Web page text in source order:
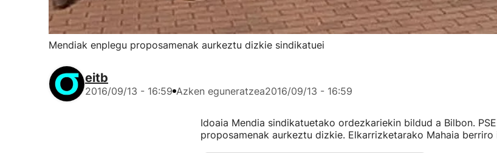
Mendiak enplegu proposamenak aurkeztu dizkie sindikatuei
eitb
2016/09/13 - 16:59 Azken eguneratzea2016/09/13 - 16:59
Idoaia Mendia sindikatuetako ordezkariekin bildud a Bilbon.
proposamenak aurkeztu dizkie. Elkarrizketarako Mahaia berriro